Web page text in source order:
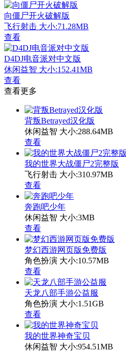
向僵尸开火破解版
飞行射击 大小:71.28MB
查看
D4DJ电音派对中文版
休闲益智 大小:152.41MB
查看
查看更多
背叛Betrayed汉化版
休闲益智 大小:288.64MB
查看
我的世界大战僵尸2完整版
飞行射击 大小:310.97MB
查看
奔跑吧少年
休闲益智 大小:3MB
查看
梦幻西游网页版免费版
角色扮演 大小:10.57MB
查看
天龙八部手游公益服
角色扮演 大小:1.51GB
查看
我的世界神奇宝贝
休闲益智 大小:954.51MB